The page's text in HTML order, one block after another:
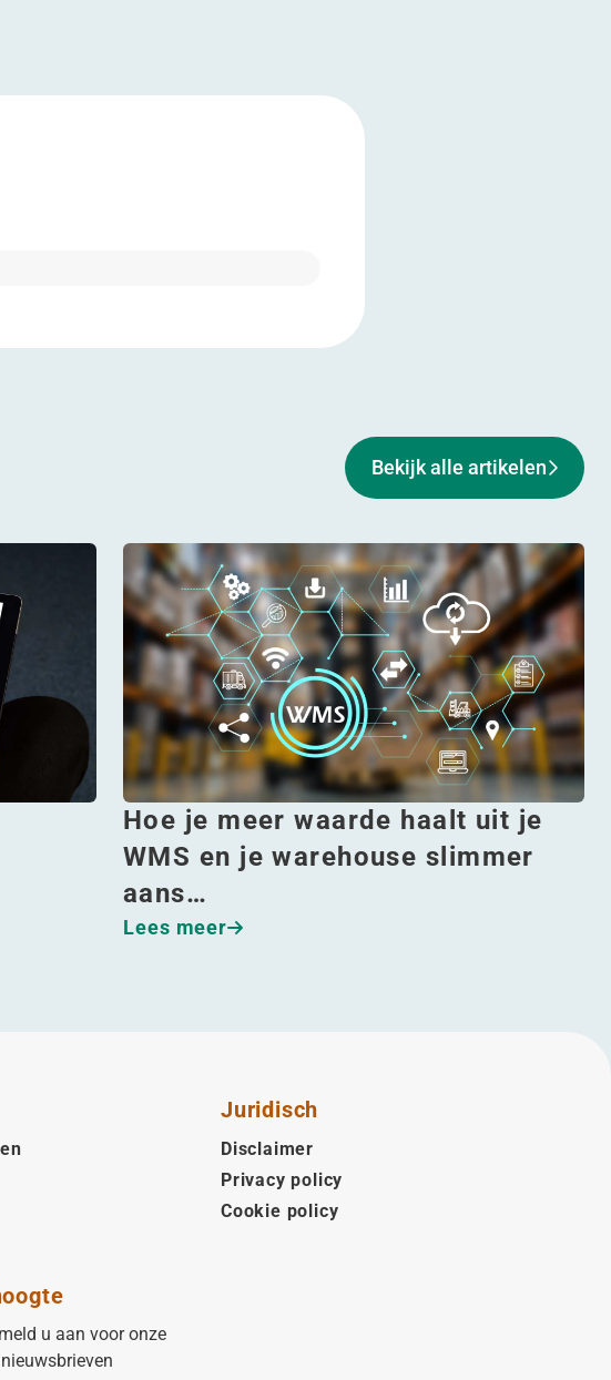
Bekijk alle artikelen
Hoe je meer waarde haalt uit je
WMS en je warehouse slimmer
aans…
Lees meer
Juridisch
Disclaimer
Privacy policy
Cookie policy
u aan voor onze